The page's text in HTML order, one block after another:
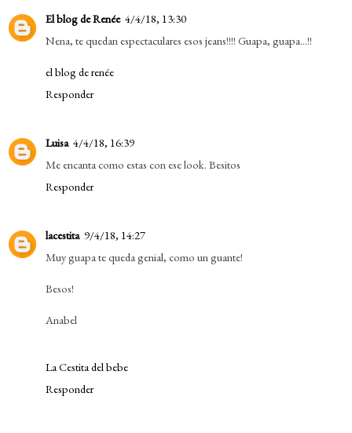
El blog de Renée 4/4/18, 13:30
Nena, te quedan espectaculares esos jeans!!!! Guapa, guapa...!!
el blog de renée
Responder
Luisa 4/4/18, 16:39
Me encanta como estas con ese look. Besitos
Responder
lacestita 9/4/18, 14:27
Muy guapa te queda genial, como un guante!
Besos!
Anabel
La Cestita del bebe
Responder